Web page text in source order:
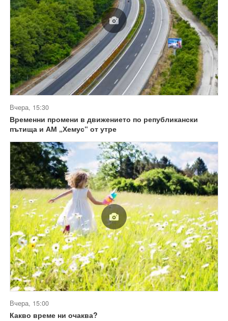
Вчера, 15:30
Временни промени в движението по републикански
пътища и АМ „Хемус“ от утре
Вчера, 15:00
Какво време ни очаква?